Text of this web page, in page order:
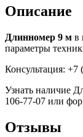
Описание
Длинномер 9 м в
параметры
Консультация: +7
Узнать наличие
106-77-07 или
Отзывы